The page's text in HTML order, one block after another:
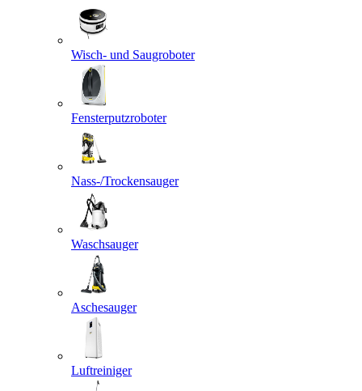
Wisch- und Saugroboter
Fensterputzroboter
Nass-/Trockensauger
Waschsauger
Aschesauger
Luftreiniger